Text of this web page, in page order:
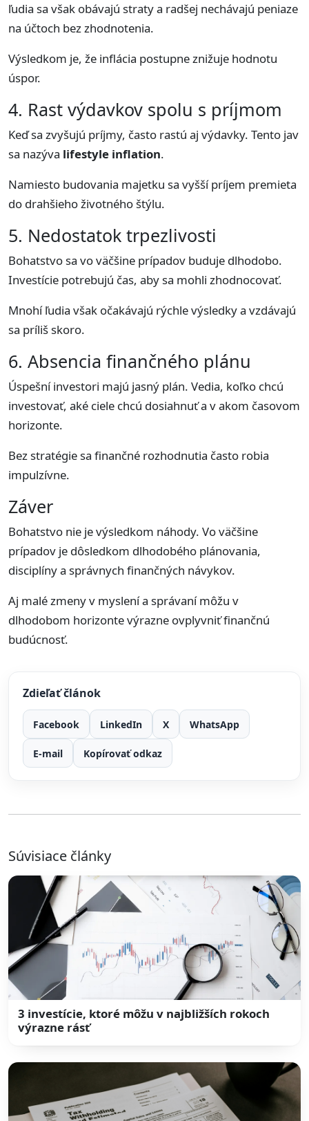
ľudia sa však obávajú straty a radšej nechávajú peniaze
na účtoch bez zhodnotenia.
Výsledkom je, že inflácia postupne znižuje hodnotu
úspor.
4. Rast výdavkov spolu s príjmom
Keď sa zvyšujú príjmy, často rastú aj výdavky. Tento jav
sa nazýva lifestyle inflation.
Namiesto budovania majetku sa vyšší príjem premieta
do drahšieho životného štýlu.
5. Nedostatok trpezlivosti
Bohatstvo sa vo väčšine prípadov buduje dlhodobo.
Investície potrebujú čas, aby sa mohli zhodnocovať.
Mnohí ľudia však očakávajú rýchle výsledky a vzdávajú
sa príliš skoro.
6. Absencia finančného plánu
Úspešní investori majú jasný plán. Vedia, koľko chcú
investovať, aké ciele chcú dosiahnuť a v akom časovom
horizonte.
Bez stratégie sa finančné rozhodnutia často robia
impulzívne.
Záver
Bohatstvo nie je výsledkom náhody. Vo väčšine
prípadov je dôsledkom dlhodobého plánovania,
disciplíny a správnych finančných návykov.
Aj malé zmeny v myslení a správaní môžu v
dlhodobom horizonte výrazne ovplyvniť finančnú
budúcnosť.
Zdieľať článok
Facebook LinkedIn X WhatsApp
E-mail Kopírovať odkaz
Súvisiace články
3 investície, ktoré môžu v najbližších rokoch
výrazne rásť